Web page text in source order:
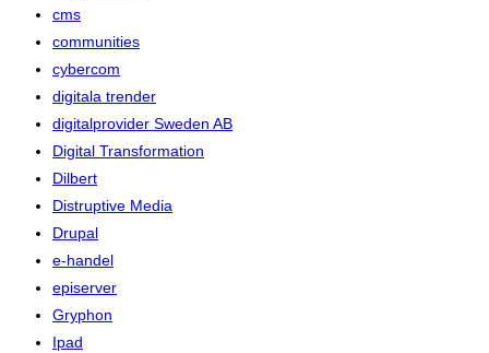
cms
communities
cybercom
digitala trender
digitalprovider Sweden AB
Digital Transformation
Dilbert
Distruptive Media
Drupal
e-handel
episerver
Gryphon
Ipad